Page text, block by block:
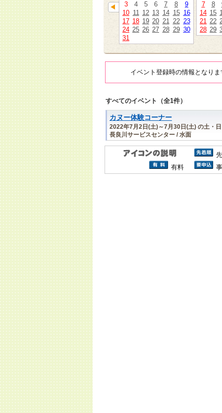
3
4 5 6 7 8
9
10 11 12 13 14 15 16
17 18 19 20 21 22 23
24 25 26 27 28 29 30
31
7
8
14 15
21 22
28 29
イベント登録時の情報となり
すべてのイベント（全1件）
カヌー体験コーナー
2022年7月2日(土)～7月30日(土) の土・
長良川サービスセンター / 水面
有料